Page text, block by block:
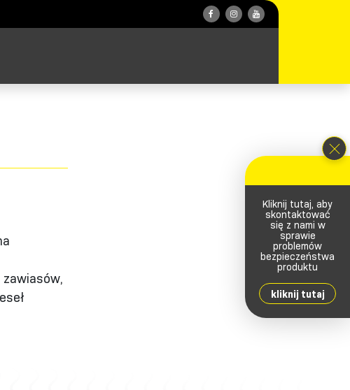
Kliknij tutaj, aby
skontaktować
się z nami w
sprawie
problemów
bezpieczeństwa
produktu
kliknij tutaj
zawiasów,